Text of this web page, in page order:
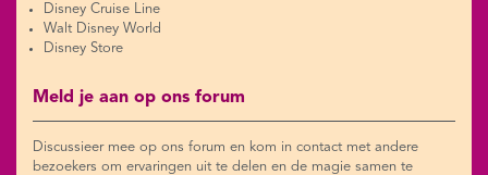
Disney Cruise Line
Walt Disney World
Disney Store
Meld je aan op ons forum
Discussieer mee op ons forum en kom in contact met andere
bezoekers om ervaringen uit te delen en de magie samen te